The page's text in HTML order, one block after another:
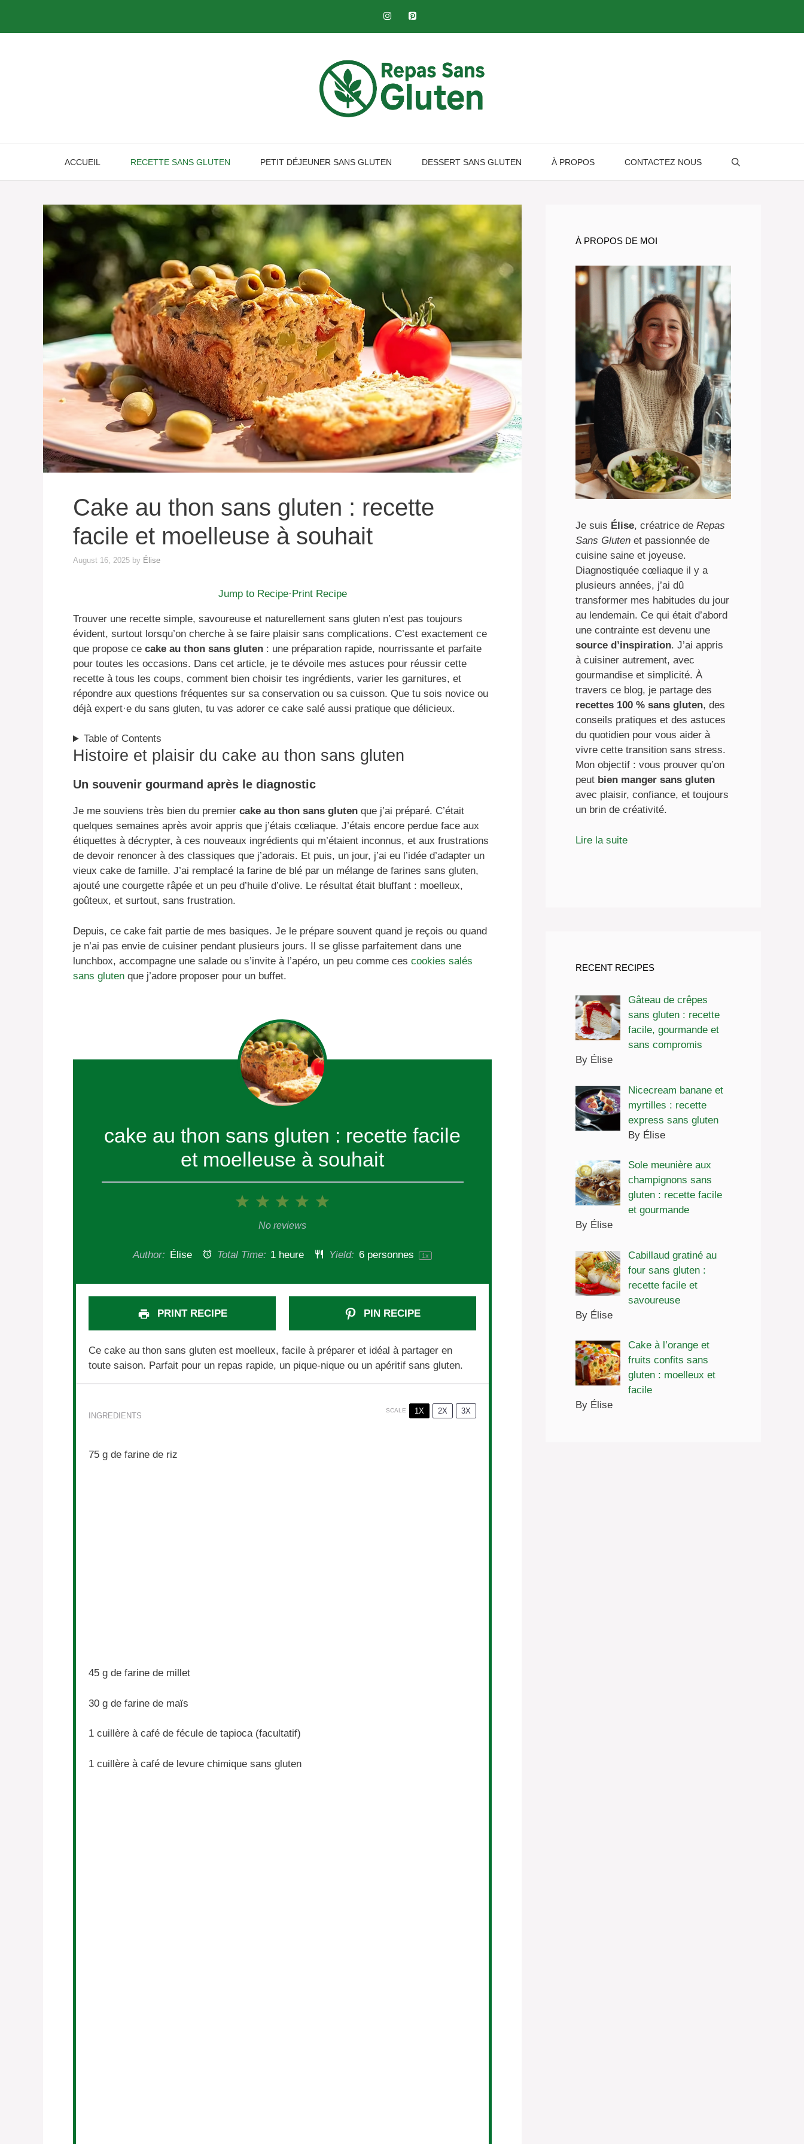
content
ACCUEIL RECETTE SANS GLUTEN PETIT DÉJEUNER SANS GLUTEN​ DESSERT SANS GLUTEN À PROPOS CONTACTEZ NOUS
Cake au thon sans gluten : recette
facile et moelleuse à souhait
August 16, 2025 by Élise
Jump to Recipe·Print Recipe
Trouver une recette simple, savoureuse et naturellement sans gluten n’est pas toujours
évident, surtout lorsqu’on cherche à se faire plaisir sans complications. C’est exactement ce
que propose ce cake au thon sans gluten : une préparation rapide, nourrissante et parfaite
pour toutes les occasions. Dans cet article, je te dévoile mes astuces pour réussir cette
recette à tous les coups, comment bien choisir tes ingrédients, varier les garnitures, et
répondre aux questions fréquentes sur sa conservation ou sa cuisson. Que tu sois novice ou
déjà expert·e du sans gluten, tu vas adorer ce cake salé aussi pratique que délicieux.
Table of Contents
Histoire et plaisir du cake au thon sans gluten
Un souvenir gourmand après le diagnostic
Je me souviens très bien du premier cake au thon sans gluten que j’ai préparé. C’était
quelques semaines après avoir appris que j’étais cœliaque. J’étais encore perdue face aux
étiquettes à décrypter, à ces nouveaux ingrédients qui m’étaient inconnus, et aux frustrations
de devoir renoncer à des classiques que j’adorais. Et puis, un jour, j’ai eu l’idée d’adapter un
vieux cake de famille. J’ai remplacé la farine de blé par un mélange de farines sans gluten,
ajouté une courgette râpée et un peu d’huile d’olive. Le résultat était bluffant : moelleux,
goûteux, et surtout, sans frustration.
Depuis, ce cake fait partie de mes basiques. Je le prépare souvent quand je reçois ou quand
je n’ai pas envie de cuisiner pendant plusieurs jours. Il se glisse parfaitement dans une
lunchbox, accompagne une salade ou s’invite à l’apéro, un peu comme ces cookies salés
sans gluten que j’adore proposer pour un buffet.
cake au thon sans gluten : recette facile
et moelleuse à souhait
5
4
3
Stars
2
Stars
1
Star
No reviews
Author: Élise Total Time: 1 heure Yield: 6personnes 1 x
PRINT RECIPE PIN RECIPE
Ce cake au thon sans gluten est moelleux, facile à préparer et idéal à partager en
toute saison. Parfait pour un repas rapide, un pique-nique ou un apéritif sans gluten.
INGREDIENTS
SCALE 1X 2X 3X
75 g de farine de riz
45 g de farine de millet
30 g de farine de maïs
1 cuillère à café de fécule de tapioca (facultatif)
1 cuillère à café de levure chimique sans gluten
À PROPOS DE MOI
Je suis Élise, créatrice de Repas
Sans Gluten et passionnée de
cuisine saine et joyeuse.
Diagnostiquée cœliaque il y a
plusieurs années, j’ai dû
transformer mes habitudes du jour
au lendemain. Ce qui était d’abord
une contrainte est devenu une
source d’inspiration. J’ai appris
à cuisiner autrement, avec
gourmandise et simplicité. À
travers ce blog, je partage des
recettes 100 % sans gluten, des
conseils pratiques et des astuces
du quotidien pour vous aider à
vivre cette transition sans stress.
Mon objectif : vous prouver qu’on
peut bien manger sans gluten
avec plaisir, confiance, et toujours
un brin de créativité.
Lire la suite
RECENT RECIPES
Gâteau de crêpes
sans gluten : recette
facile, gourmande et
sans compromis
By Élise
Nicecream banane et
myrtilles : recette
express sans gluten
By Élise
Sole meunière aux
champignons sans
gluten : recette facile
et gourmande
By Élise
Cabillaud gratiné au
four sans gluten :
recette facile et
savoureuse
By Élise
Cake à l’orange et
fruits confits sans
gluten : moelleux et
facile
By Élise